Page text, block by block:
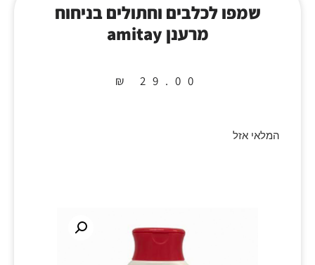
שמפו לכלבים וחתולים בניחוח
מרענן amitay
₪ 29.00
המלאי אזל